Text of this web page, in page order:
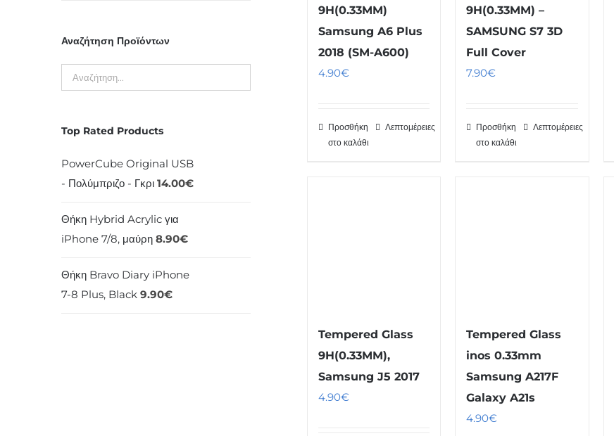
9H(0.33MM)
Samsung A6 Plus
2018 (SM-A600)
4.90€
Προσθήκη
στο καλάθι
Λεπτομέρειες
9H(0.33MM) –
SAMSUNG S7 3D
Full Cover
7.90€
Προσθήκη
στο καλάθι
Λεπτομέρειες
Tempered Glass
9H(0.33MM),
Samsung J5 2017
4.90€
Tempered Glass
inos 0.33mm
Samsung A217F
Galaxy A21s
4.90€
Αναζήτηση Προϊόντων
Top Rated Products
PowerCube Original USB
- Πολύμπριζο - Γκρι 14.00€
Θήκη Hybrid Acrylic για
iPhone 7/8, μαύρη 8.90€
Θήκη Bravo Diary iPhone
7-8 Plus, Black 9.90€